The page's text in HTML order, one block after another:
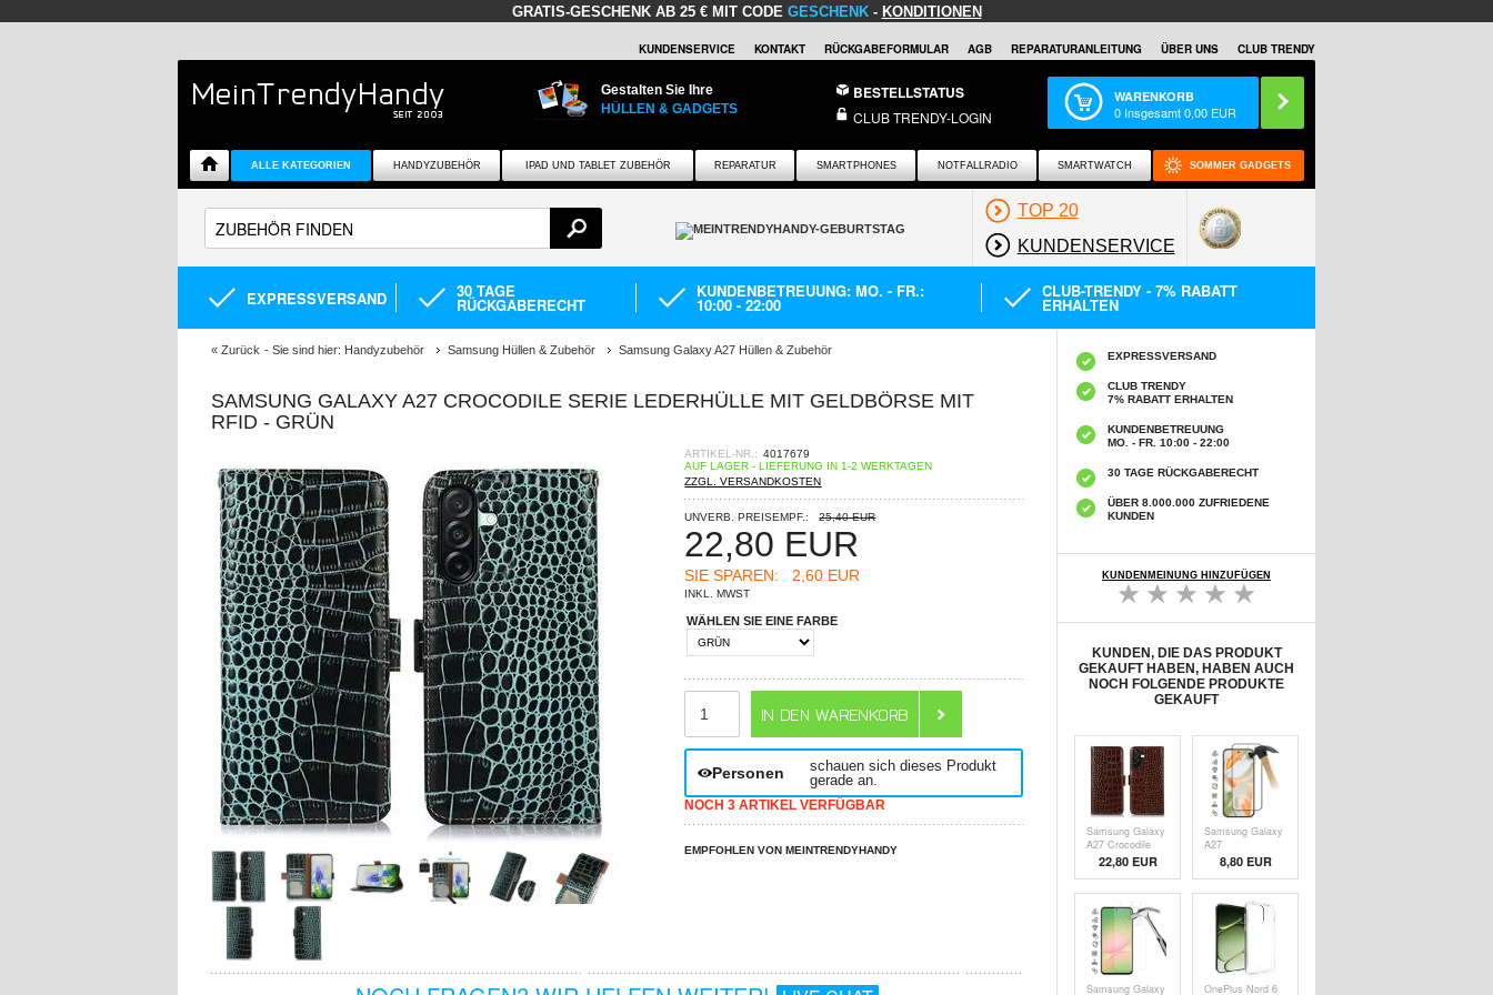
GRATIS-GESCHENK AB 25 € MIT CODE GESCHENK- KONDITIONEN
KUNDENSERVICE KONTAKT RÜCKGABEFORMULAR AGB REPARATURANLEITUNG ÜBER UNS CLUB TRENDY
Gestalten Sie Ihre
HÜLLEN & GADGETS
BESTELLSTATUS
CLUB TRENDY-LOGIN
WARENKORB
0 Insgesamt0,00 EUR
ALLE KATEGORIEN HANDYZUBEHÖR IPAD UND TABLET ZUBEHÖR REPARATUR SMARTPHONES NOTFALLRADIO SMARTWATCH SOMMER GADGETS
TOP 20
KUNDENSERVICE
EXPRESSVERSAND 30 TAGE
RÜCKGABERECHT
KUNDENBETREUUNG: MO. - FR.:
10:00 - 22:00
CLUB-TRENDY - 7% RABATT
ERHALTEN
« Zurück - Sie sind hier: Handyzubehör Samsung Hüllen & Zubehör Samsung Galaxy A27 Hüllen & Zubehör
SAMSUNG GALAXY A27 CROCODILE SERIE LEDERHÜLLE MIT GELDBÖRSE MIT
RFID - GRÜN
ARTIKEL-NR.: 4017679
AUF LAGER - LIEFERUNG IN 1-2 WERKTAGEN
ZZGL. VERSANDKOSTEN
UNVERB. PREISEMPF.: 25,40 EUR
22,80 EUR
SIE SPAREN: 2,60 EUR
INKL. MWST
WÄHLEN SIE EINE FARBE
Personen
schauen sich dieses Produkt
gerade an.
NOCH 3 ARTIKEL VERFÜGBAR
EMPFOHLEN VON MEINTRENDYHANDY
EXPRESSVERSAND
CLUB TRENDY
7% RABATT ERHALTEN
KUNDENBETREUUNG
MO. - FR. 10:00 - 22:00
30 TAGE RÜCKGABERECHT
ÜBER 8.000.000 ZUFRIEDENE
KUNDEN
KUNDENMEINUNG HINZUFÜGEN
KUNDEN, DIE DAS PRODUKT
GEKAUFT HABEN, HABEN AUCH
NOCH FOLGENDE PRODUKTE
GEKAUFT
Samsung Galaxy
A27 Crocodile
Serie Lederhülle
mit Geldbörse
mit RFID - Braun
22,80EUR
Samsung Galaxy
A27
Vollabdeckung
Panzerglas - 9H -
Schwarzer Rand
8,80EUR
Samsung Galaxy
OnePlus Nord 6